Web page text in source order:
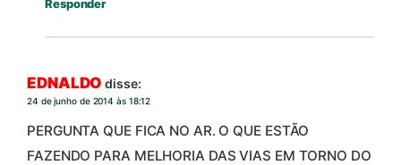
Responder
EDNALDO disse:
24 de junho de 2014 às 18:12
PERGUNTA QUE FICA NO AR. O QUE ESTÃO
FAZENDO PARA MELHORIA DAS VIAS EM TORNO DO